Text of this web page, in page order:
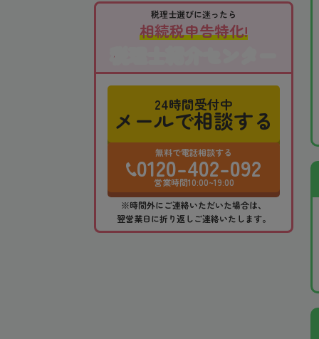
税理士選びに迷ったら
相続税申告特化!
税理士紹介センター
24時間受付中
メールで相談する
無料で電話相談する
0120-402-092
営業時間10:00~19:00
※時間外にご連絡いただいた場合は、
翌営業日に折り返しご連絡いたします。